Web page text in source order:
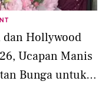
Hollywood
Ucapan Manis
Bunga untuk